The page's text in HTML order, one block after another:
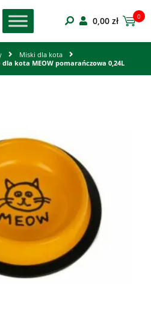
0,00 zł 0
Miski dla kota
kota MEOW pomarańczowa 0,24L